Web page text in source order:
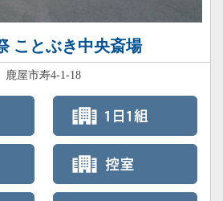
ことぶき中央斎場
鹿屋市寿4-1-18